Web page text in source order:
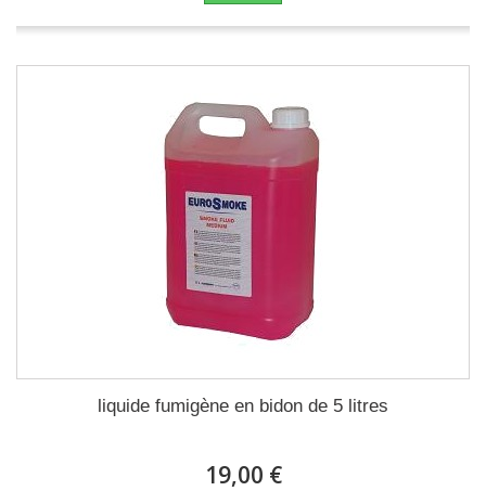
liquide fumigène en bidon de 5 litres
19,00 €